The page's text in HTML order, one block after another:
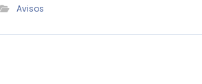
Avisos